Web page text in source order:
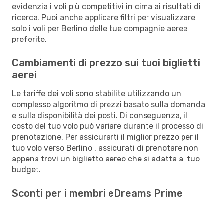
evidenzia i voli più competitivi in cima ai risultati di
ricerca. Puoi anche applicare filtri per visualizzare
solo i voli per Berlino delle tue compagnie aeree
preferite.
Cambiamenti di prezzo sui tuoi biglietti
aerei
Le tariffe dei voli sono stabilite utilizzando un
complesso algoritmo di prezzi basato sulla domanda
e sulla disponibilità dei posti. Di conseguenza, il
costo del tuo volo può variare durante il processo di
prenotazione. Per assicurarti il miglior prezzo per il
tuo volo verso Berlino , assicurati di prenotare non
appena trovi un biglietto aereo che si adatta al tuo
budget.
Sconti per i membri eDreams Prime